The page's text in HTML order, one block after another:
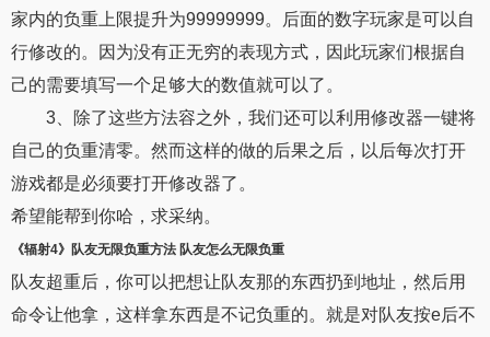
家内的负重上限提升为99999999。后面的数字玩家是可以自
行修改的。因为没有正无穷的表现方式，因此玩家们根据自
己的需要填写一个足够大的数值就可以了。
3、除了这些方法容之外，我们还可以利用修改器一键将
自己的负重清零。然而这样的做的后果之后，以后每次打开
游戏都是必须要打开修改器了。
希望能帮到你哈，求采纳。
《辐射4》队友无限负重方法 队友怎么无限负重
队友超重后，你可以把想让队友那的东西扔到地址，然后用
命令让他拿，这样拿东西是不记负重的。就是对队友按e后不